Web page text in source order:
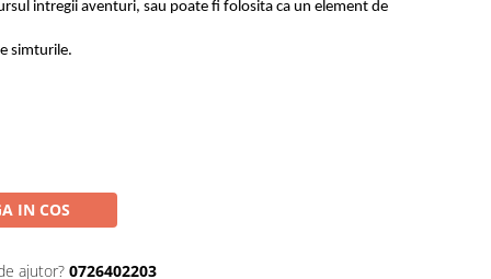
intregii aventuri, sau poate fi folosita ca un element de
simturile.
IN COS
ajutor? 0726402203